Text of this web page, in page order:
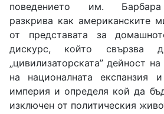
поведението им. Барбара
разкрива как американските
от представата за
дискурс, който свързва
„цивилизаторската” дейност
на националната експанзия
империя и определя кой да
изключен от политическия